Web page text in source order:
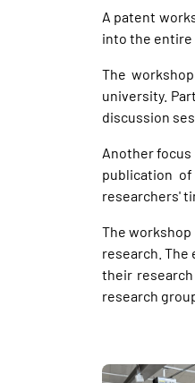
A patent
into the entire
The
university.
discussion
Another
publication
researchers'
The
research.
their research
research